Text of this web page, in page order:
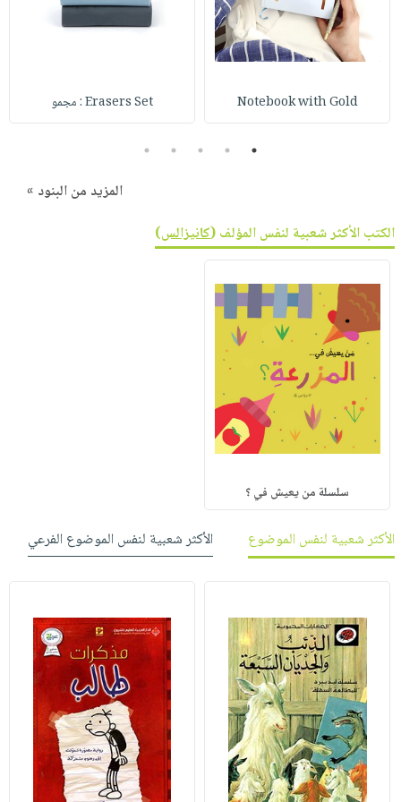
صابون
أطفال
مناسبات
فيديوهات
أسئلة
يتكرر
طرحها
خدمات
كتابك
تواصل
عربة
التسوق
نشرة
الإصدارات
Notebook with Gold Erasers Set : مجمو
1
2
3
4
5
المزيد من البنود »
الكتب الأكثر شعبية لنفس المؤلف (كانيزالس)
سلسلة من يعيش في ؟
الأكثر شعبية لنفس الموضوع الأكثر شعبية لنفس الموضوع الفرعي